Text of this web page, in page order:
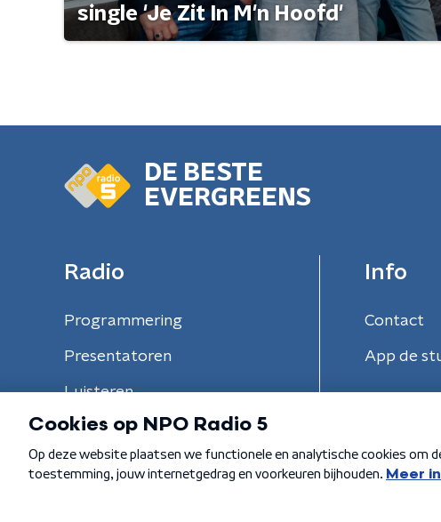
single 'Je Zit In M'n Hoofd'
DE BESTE
EVERGREENS
Radio
Programmering
Presentatoren
Luisteren
Info
Contact
App de
Algemene voorwaarden Privacybeleid